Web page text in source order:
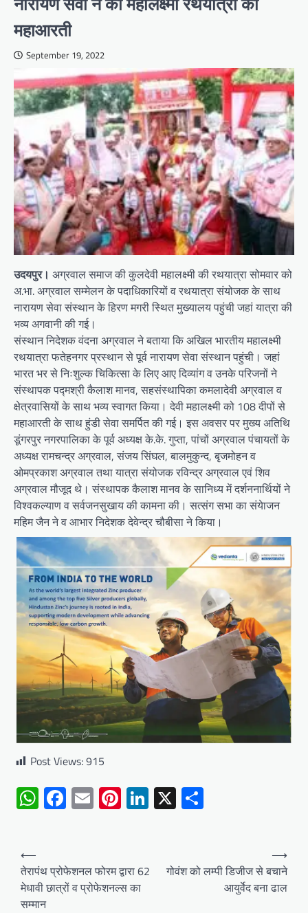
महाआरती
September 19, 2022
उदयपुर। अग्रवाल समाज की कुलदेवी महालक्ष्मी की रथयात्रा सोमवार को
अ.भा. अग्रवाल सम्मेलन के पदाधिकारियों व रथयात्रा संयोजक के साथ
नारायण सेवा संस्थान के हिरण मगरी स्थित मुख्यालय पहुंची जहां यात्रा की
भव्य अगवानी की गई।
संस्थान निदेशक वंदना अग्रवाल ने बताया कि अखिल भारतीय महालक्ष्मी
रथयात्रा फतेहनगर प्रस्थान से पूर्व नारायण सेवा संस्थान पहुंची। जहां
भारत भर से निःशुल्क चिकित्सा के लिए आए दिव्यांग व उनके परिजनों ने
संस्थापक पद्मश्री कैलाश मानव, सहसंस्थापिका कमलादेवी अग्रवाल व
क्षेत्रवासियों के साथ भव्य स्वागत किया। देवी महालक्ष्मी को 108 दीपों से
महाआरती के साथ हुंडी सेवा समर्पित की गई। इस अवसर पर मुख्य अतिथि
डूंगरपुर नगरपालिका के पूर्व अध्यक्ष के.के. गुप्ता, पांचों अग्रवाल पंचायतों के
अध्यक्ष रामचन्द्र अग्रवाल, संजय सिंघल, बालमुकुन्द, बृजमोहन व
ओमप्रकाश अग्रवाल तथा यात्रा संयोजक रविन्द्र अग्रवाल एवं शिव
अग्रवाल मौजूद थे। संस्थापक कैलाश मानव के सानिध्य में दर्शननार्थियों ने
विश्वकल्याण व सर्वजनसुखाय की कामना की। सत्संग सभा का संयेाजन
महिम जैन ने व आभार निदेशक देवेन्द्र चौबीसा ने किया।
Post Views:915
WhatsApp
Facebook
EmailPinterest
LinkedIn
X
Post
navigation
⟵
तेरापंथ प्रोफेशनल फोरम द्वारा 62
मेधावी छात्रों व प्रोफेशनल्स का
सम्मान
गोवंश को लम्पी डिजीज से बचाने
आयुर्वेद बना ढाल
⟶